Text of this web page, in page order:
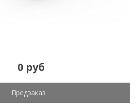
0 руб
Предзаказ